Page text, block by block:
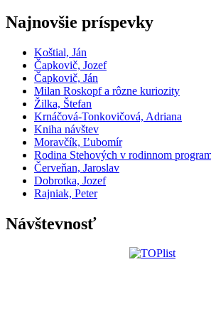
Najnovšie príspevky
Koštial, Ján
Čapkovič, Jozef
Čapkovič, Ján
Milan Roskopf a rôzne kuriozity
Žilka, Štefan
Krnáčová-Tonkovičová, Adriana
Kniha návštev
Moravčík, Ľubomír
Rodina Stehových v rodinnom
Červeňan, Jaroslav
Dobrotka, Jozef
Rajniak, Peter
Návštevnosť